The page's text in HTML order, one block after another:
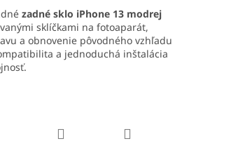
zadné sklo iPhone 13 modrej
sklíčkami na fotoaparát,
a obnovenie pôvodného vzhľadu
a jednoduchá inštalácia